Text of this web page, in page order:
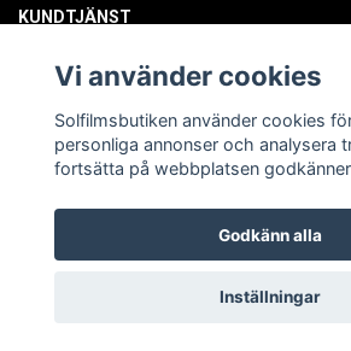
KUNDTJÄNST
OM OSS
SOCIALA MEDIER
© Copyright 2026 Solfilmsbutiken. All
Vi använder cookies
Solfilmsbutiken använder cookies
personliga annonser och analysera
fortsätta på webbplatsen
Godkänn alla
Inställningar